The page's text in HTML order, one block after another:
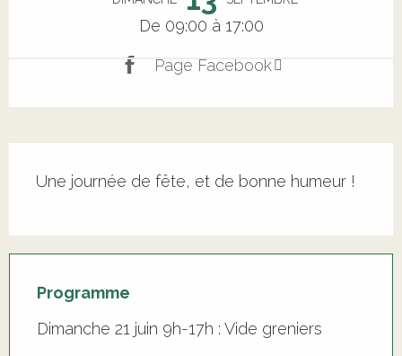
De 09:00 à 17:00
Page Facebook
Une journée de fête, et de bonne humeur !
Programme
Dimanche 21 juin 9h-17h : Vide greniers